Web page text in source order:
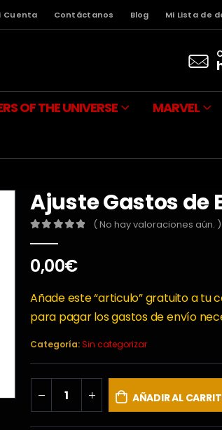
Cuenta Contáctanos Blog Mi Lista de
OF THE UNIVERSE MARVEL
Ajuste Gastos de
( No hay valoraciones aún. )
0,00€
Añade este “articulo” gratuito a
para pagar los gastos de envío
Categoría:Sin categorizar
AÑADIR AL